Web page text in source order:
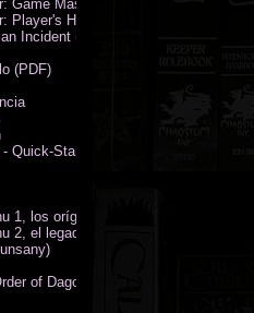
Game Master's Guide (PDF)
Player's Handbook (PDF)
Incident (PDF)
(PDF)
Quick-Start Rules (PDF)
1, los orígenes
2, el legado
of Dagon Vol.1: Book One